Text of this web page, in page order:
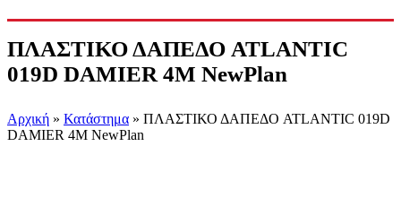
ΠΛΑΣΤΙΚΟ ΔΑΠΕΔΟ ATLANTIC
019D DAMIER 4M NewPlan
Αρχική » Κατάστημα » ΠΛΑΣΤΙΚΟ ΔΑΠΕΔΟ ATLANTIC 019D
DAMIER 4M NewPlan